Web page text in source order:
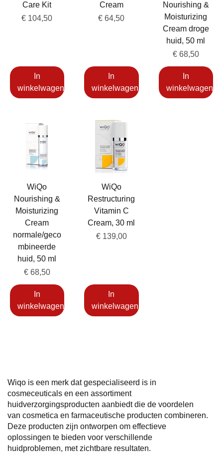
Wiqo is een merk dat gespecialiseerd is in
cosmeceuticals en een assortiment
huidverzorgingsproducten aanbiedt die de voordelen
van cosmetica en farmaceutische producten combineren.
Deze producten zijn ontworpen om effectieve
oplossingen te bieden voor verschillende
huidproblemen, met zichtbare resultaten.
Care Kit
Prijs
€ 104,50
In
winkelwagen
Cream
Prijs
€ 64,50
In
winkelwagen
Nourishing &
Moisturizing
Cream droge
huid, 50 ml
Prijs
€ 68,50
In
winkelwagen
WiQo
Nourishing &
Moisturizing
Cream
normale/geco
mbineerde
huid, 50 ml
Prijs
€ 68,50
In
winkelwagen
WiQo
Restructuring
Vitamin C
Cream, 30 ml
Prijs
€ 139,00
In
winkelwagen